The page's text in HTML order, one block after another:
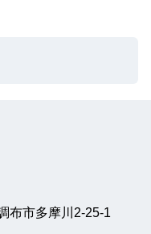
布市多摩川2-25-1